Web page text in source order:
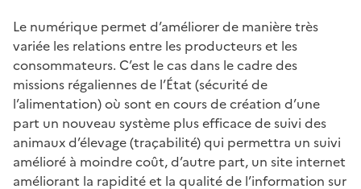
Le numérique permet d’améliorer de manière très
variée les relations entre les producteurs et les
consommateurs. C’est le cas dans le cadre des
missions régaliennes de l’État (sécurité de
l’alimentation) où sont en cours de création d’une
part un nouveau système plus efficace de suivi des
animaux d’élevage (traçabilité) qui permettra un suivi
amélioré à moindre coût, d’autre part, un site internet
améliorant la rapidité et la qualité de l’information sur